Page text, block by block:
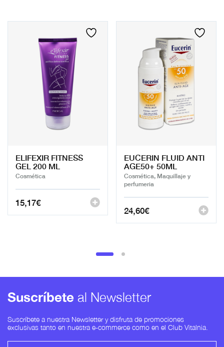
ELIFEXIR FITNESS
GEL 200 ML
Cosmética
15,17€
EUCERIN FLUID ANTI
AGE50+ 50ML
Cosmética, Maquillaje y
perfumeria
24,60€
Suscríbete al Newsletter
Suscríbete a nuestra Newsletter y disfruta de promociones
exclusivas tanto en nuestra e-commerce como en el Club Vitalnia.